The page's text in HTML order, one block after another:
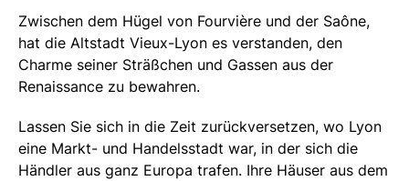
Zwischen dem Hügel von Fourvière und der Saône,
hat die Altstadt Vieux-Lyon es verstanden, den
Charme seiner Sträßchen und Gassen aus der
Renaissance zu bewahren.
Lassen Sie sich in die Zeit zurückversetzen, wo Lyon
eine Markt- und Handelsstadt war, in der sich die
Händler aus ganz Europa trafen. Ihre Häuser aus dem